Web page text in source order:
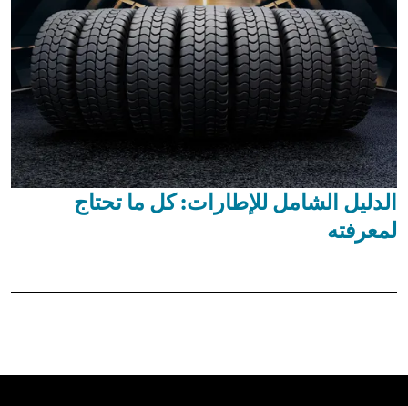
الدليل الشامل للإطارات: كل ما تحتاج
لمعرفته